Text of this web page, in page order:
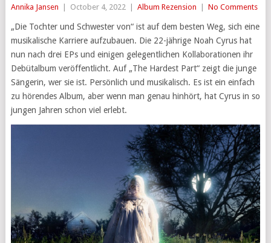
Annika Jansen October 4, 2022 Album Rezension No Comments
„Die Tochter und Schwester von“ ist auf dem besten Weg, sich eine
musikalische Karriere aufzubauen. Die 22-jährige Noah Cyrus hat
nun nach drei EPs und einigen gelegentlichen Kollaborationen ihr
Debütalbum veröffentlicht. Auf „The Hardest Part“ zeigt die junge
Sängerin, wer sie ist. Persönlich und musikalisch. Es ist ein einfach
zu hörendes Album, aber wenn man genau hinhört, hat Cyrus in so
jungen Jahren schon viel erlebt.